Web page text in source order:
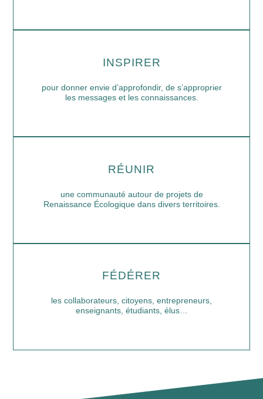
INSPIRER
pour donner envie d’approfondir, de s’approprier
les messages et les connaissances.
RÉUNIR
une communauté autour de projets de
Renaissance Écologique dans divers territoires.
FÉDÉRER
les collaborateurs, citoyens, entrepreneurs,
enseignants, étudiants, élus…